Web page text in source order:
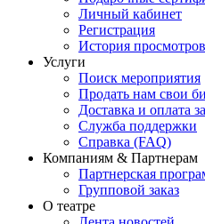
Личный кабинет
Регистрация
История просмотров
Услуги
Поиск мероприятия
Продать нам свои
Доставка и оплата
Служба поддержки
Справка (FAQ)
Компаниям & Партнерам
Партнерская
Групповой заказ
О театре